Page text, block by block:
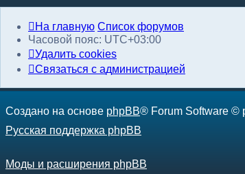
На главную Список форумов
Часовой пояс: UTC+03:00
Удалить cookies
Связаться с администрацией
Создано на основе phpBB® Forum Software ©
Русская поддержка phpBB
Моды и расширения phpBB